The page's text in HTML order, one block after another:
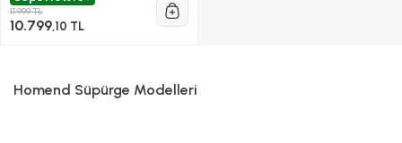
11.999 TL
10.799,10 TL
Homend Süpürge Modelleri